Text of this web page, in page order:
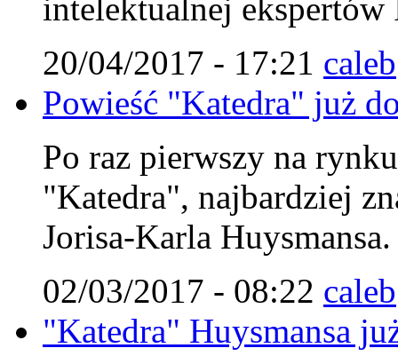
intelektualnej
20/04/2017 - 17:21 caleb
Powieść "Katedra" już
Po raz pierwszy na
"Katedra", najbardziej
Jorisa-Karla Huysmansa.
02/03/2017 - 08:22 caleb
"Katedra" Huysmansa